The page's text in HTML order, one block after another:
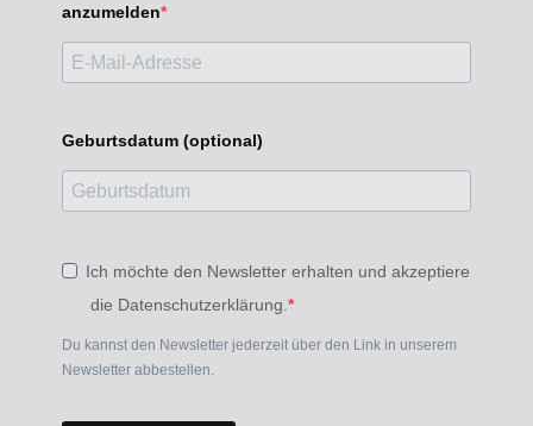
anzumelden
Geburtsdatum (optional)
Ich möchte den Newsletter erhalten und akzeptiere
die Datenschutzerklärung.
Du kannst den Newsletter jederzeit über den Link in unserem
Newsletter abbestellen.